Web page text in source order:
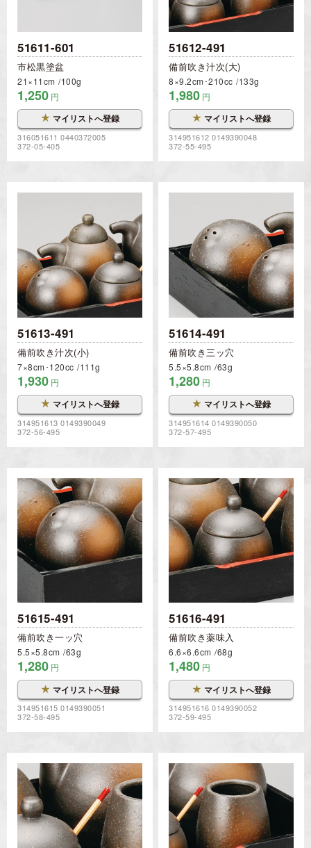
51611-601
市松黒塗盆
21×11cm 100g
1,250 円
★ マイリストへ登録
316051611 0440372005
372-05-405
51612-491
備前吹き汁次(大)
8×9.2cm･210cc 133g
1,980 円
★ マイリストへ登録
314951612 0149390048
372-55-495
51613-491
備前吹き汁次(小)
7×8cm･120cc 111g
1,930 円
★ マイリストへ登録
314951613 0149390049
372-56-495
51614-491
備前吹き三ッ穴
5.5×5.8cm 63g
1,280 円
★ マイリストへ登録
314951614 0149390050
372-57-495
51615-491
備前吹き一ッ穴
5.5×5.8cm 63g
1,280 円
★ マイリストへ登録
314951615 0149390051
372-58-495
51616-491
備前吹き薬味入
6.6×6.6cm 68g
1,480 円
★ マイリストへ登録
314951616 0149390052
372-59-495